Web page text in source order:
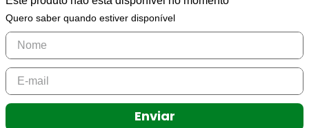
Quero saber quando estiver disponível
Enviar